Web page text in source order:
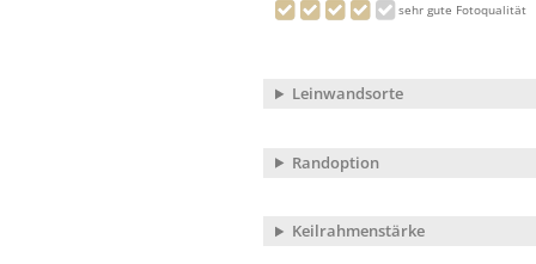
sehr gute Fotoqualität
Leinwandsorte
Randoption
Keilrahmenstärke